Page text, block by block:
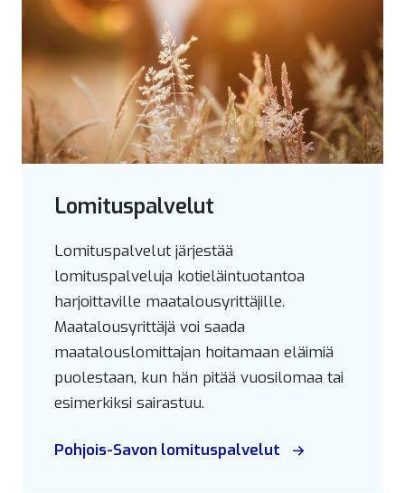
Lomituspalvelut
Lomituspalvelut järjestää
lomituspalveluja kotieläintuotantoa
harjoittaville maatalousyrittäjille.
Maatalousyrittäjä voi saada
maatalouslomittajan hoitamaan eläimiä
puolestaan, kun hän pitää vuosilomaa tai
esimerkiksi sairastuu.
Pohjois-Savon lomituspalvelut